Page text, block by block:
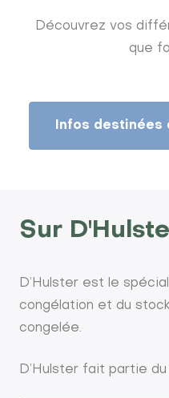
Découvrez vos
que
Infos destinées
Sur
D’Hulster est le
congélation et du
congelée.
D’Hulster fait partie